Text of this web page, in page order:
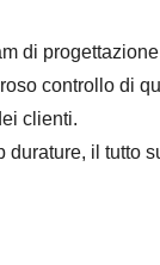
di
controllo di
clienti.
il tutto